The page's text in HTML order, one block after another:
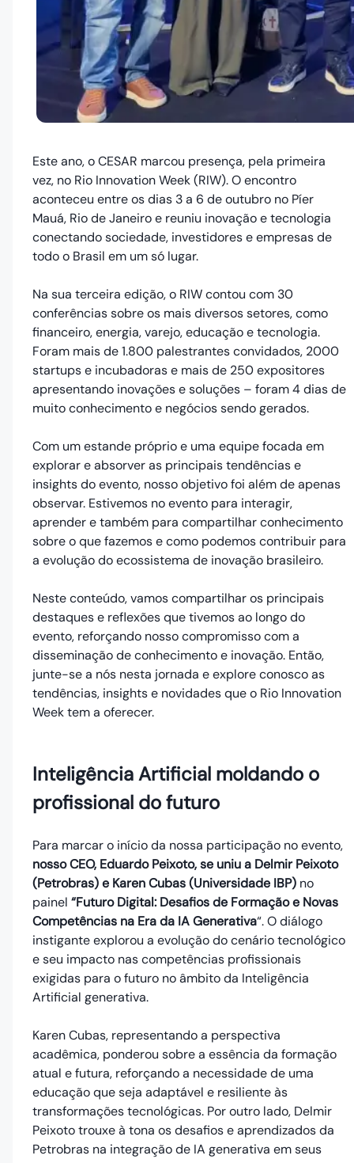
Este ano, o CESAR marcou presença, pela primeira
vez, no Rio Innovation Week (RIW). O encontro
aconteceu entre os dias 3 a 6 de outubro no Píer
Mauá, Rio de Janeiro e reuniu inovação e tecnologia
conectando sociedade, investidores e empresas de
todo o Brasil em um só lugar.
Na sua terceira edição, o RIW contou com 30
conferências sobre os mais diversos setores, como
financeiro, energia, varejo, educação e tecnologia.
Foram mais de 1.800 palestrantes convidados, 2000
startups e incubadoras e mais de 250 expositores
apresentando inovações e soluções – foram 4 dias de
muito conhecimento e negócios sendo gerados.
Com um estande próprio e uma equipe focada em
explorar e absorver as principais tendências e
insights do evento, nosso objetivo foi além de apenas
observar. Estivemos no evento para interagir,
aprender e também para compartilhar conhecimento
sobre o que fazemos e como podemos contribuir para
a evolução do ecossistema de inovação brasileiro.
Neste conteúdo, vamos compartilhar os principais
destaques e reflexões que tivemos ao longo do
evento, reforçando nosso compromisso com a
disseminação de conhecimento e inovação. Então,
junte-se a nós nesta jornada e explore conosco as
tendências, insights e novidades que o Rio Innovation
Week tem a oferecer.
Inteligência Artificial moldando o
profissional do futuro
Para marcar o início da nossa participação no evento,
nosso CEO, Eduardo Peixoto, se uniu a Delmir Peixoto
(Petrobras) e Karen Cubas (Universidade IBP) no
painel “Futuro Digital: Desafios de Formação e Novas
Competências na Era da IA Generativa“. O diálogo
instigante explorou a evolução do cenário tecnológico
e seu impacto nas competências profissionais
exigidas para o futuro no âmbito da Inteligência
Artificial generativa.
Karen Cubas, representando a perspectiva
acadêmica, ponderou sobre a essência da formação
atual e futura, reforçando a necessidade de uma
educação que seja adaptável e resiliente às
transformações tecnológicas. Por outro lado, Delmir
Peixoto trouxe à tona os desafios e aprendizados da
Petrobras na integração de IA generativa em seus